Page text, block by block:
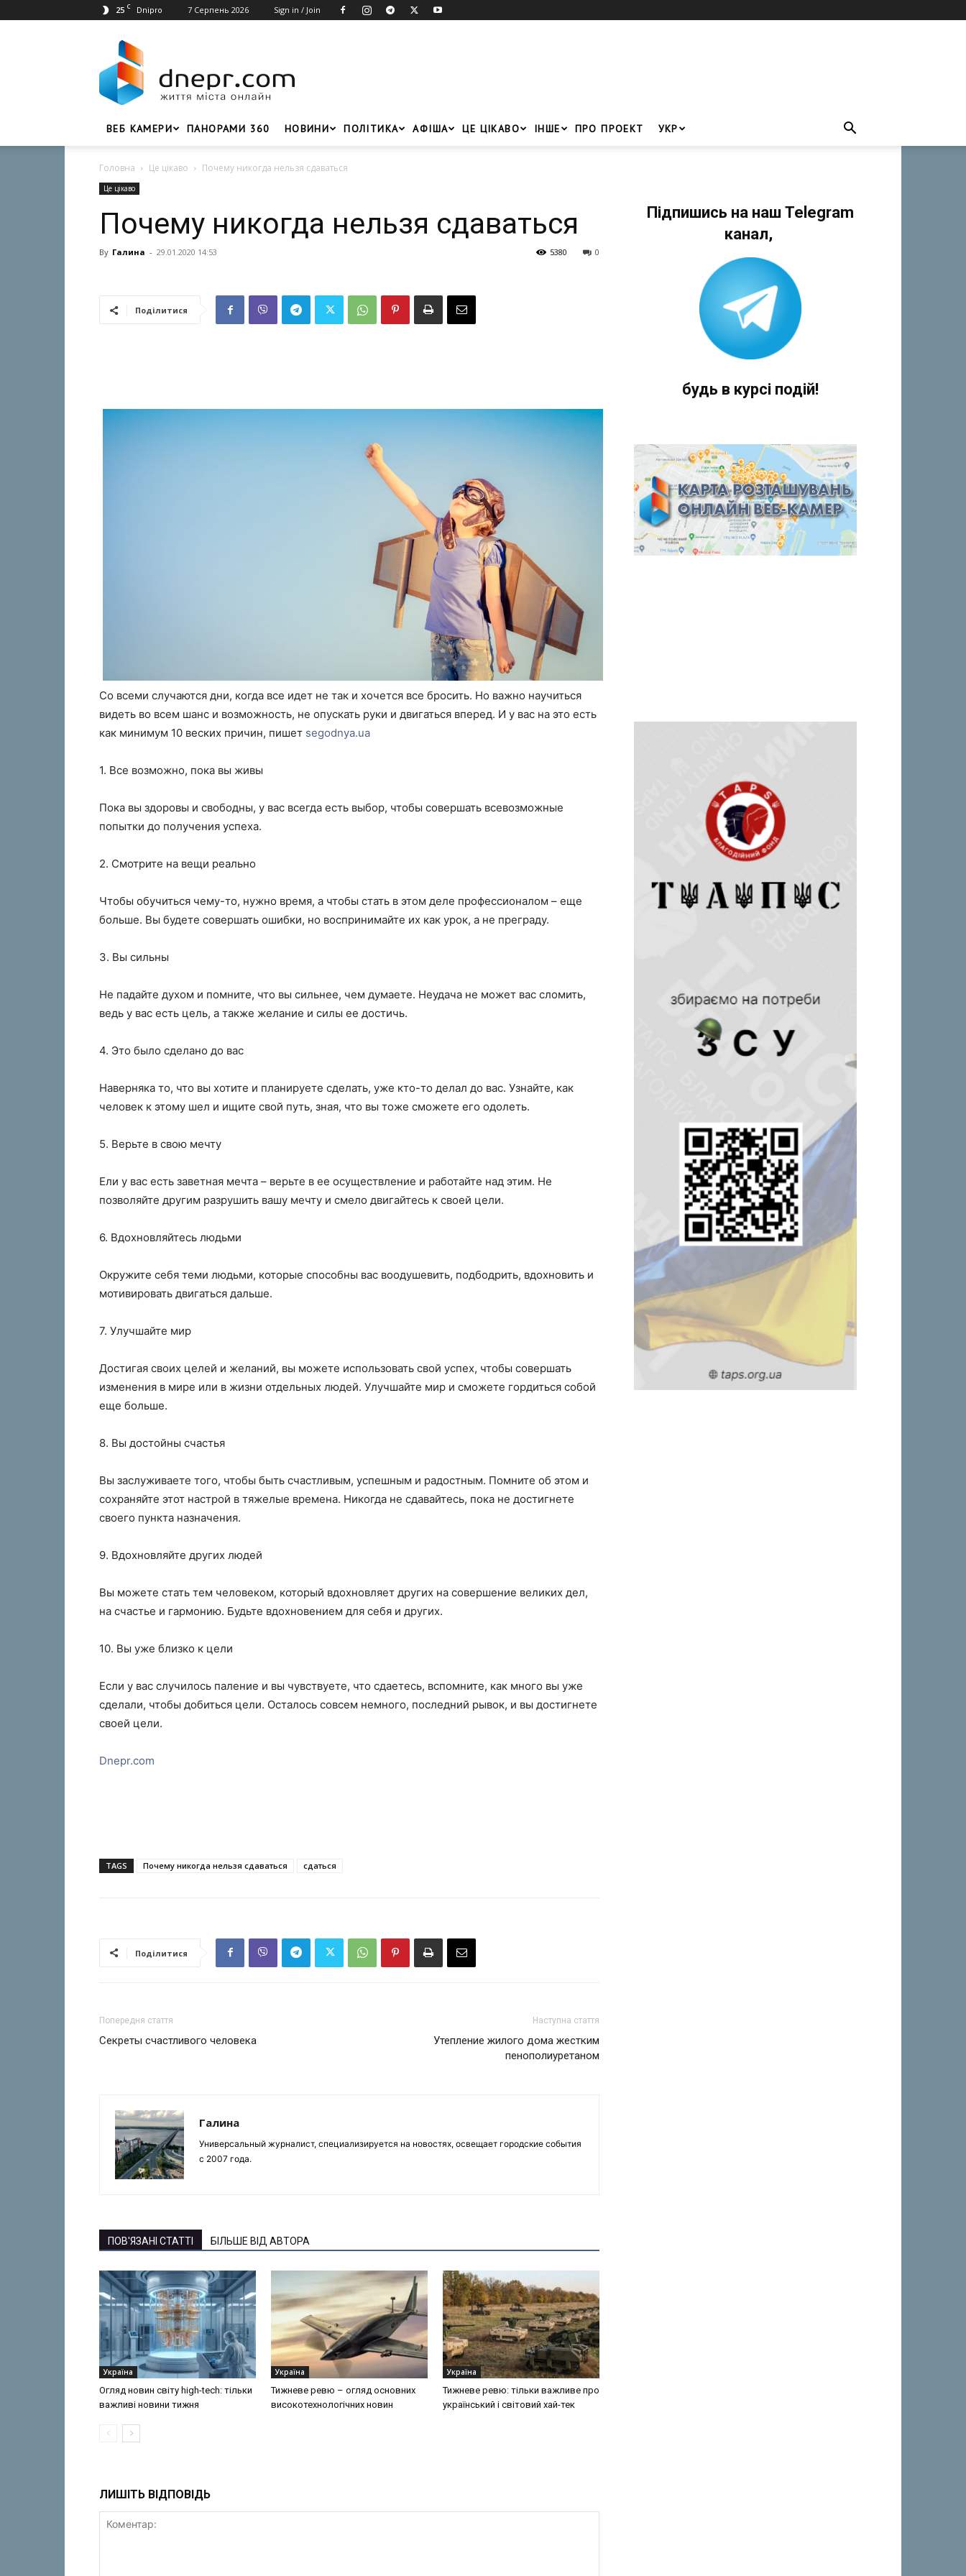
25 C Dnipro 7 Серпень 2026 Sign in / Join
Головний
портал
Дніпра
ВЕБ КАМЕРИ ПАНОРАМИ 360 НОВИНИ ПОЛІТИКА АФІША ЦЕ ЦІКАВО ІНШЕ ПРО ПРОЕКТ УКР
Головна Це цікаво Почему никогда нельзя сдаваться
Це цікаво
Почему никогда нельзя сдаваться
By Галина - 29.01.2020 14:53 0
5380
Поділитися
Со всеми случаются дни, когда все идет не так и хочется все бросить. Но важно научиться
видеть во всем шанс и возможность, не опускать руки и двигаться вперед. И у вас на это есть
как минимум 10 веских причин, пишет segodnya.ua
1. Все возможно, пока вы живы
Пока вы здоровы и свободны, у вас всегда есть выбор, чтобы совершать всевозможные
попытки до получения успеха.
2. Смотрите на вещи реально
Чтобы обучиться чему-то, нужно время, а чтобы стать в этом деле профессионалом – еще
больше. Вы будете совершать ошибки, но воспринимайте их как урок, а не преграду.
3. Вы сильны
Не падайте духом и помните, что вы сильнее, чем думаете. Неудача не может вас сломить,
ведь у вас есть цель, а также желание и силы ее достичь.
4. Это было сделано до вас
Наверняка то, что вы хотите и планируете сделать, уже кто-то делал до вас. Узнайте, как
человек к этому шел и ищите свой путь, зная, что вы тоже сможете его одолеть.
5. Верьте в свою мечту
Ели у вас есть заветная мечта – верьте в ее осуществление и работайте над этим. Не
позволяйте другим разрушить вашу мечту и смело двигайтесь к своей цели.
6. Вдохновляйтесь людьми
Окружите себя теми людьми, которые способны вас воодушевить, подбодрить, вдохновить и
мотивировать двигаться дальше.
7. Улучшайте мир
Достигая своих целей и желаний, вы можете использовать свой успех, чтобы совершать
изменения в мире или в жизни отдельных людей. Улучшайте мир и сможете гордиться собой
еще больше.
8. Вы достойны счастья
Вы заслуживаете того, чтобы быть счастливым, успешным и радостным. Помните об этом и
сохраняйте этот настрой в тяжелые времена. Никогда не сдавайтесь, пока не достигнете
своего пункта назначения.
9. Вдохновляйте других людей
Вы можете стать тем человеком, который вдохновляет других на совершение великих дел,
на счастье и гармонию. Будьте вдохновением для себя и других.
10. Вы уже близко к цели
Если у вас случилось паление и вы чувствуете, что сдаетесь, вспомните, как много вы уже
сделали, чтобы добиться цели. Осталось совсем немного, последний рывок, и вы достигнете
своей цели.
Dnepr.com
TAGS Почему никогда нельзя сдаваться сдаться
Поділитися
Попередня стаття
Секреты счастливого человека
Наступна стаття
Утепление жилого дома жестким
пенополиуретаном
Галина
Универсальный журналист, специализируется на новостях, освещает городские события
с 2007 года.
ПОВ'ЯЗАНІ СТАТТІ БІЛЬШЕ ВІД АВТОРА
Україна
Огляд новин світу high-tech: тільки
важливі новини тижня
Україна
Тижневе ревю – огляд основних
високотехнологічних новин
Україна
Тижневе ревю: тільки важливе про
український і світовий хай-тек
ЛИШІТЬ ВІДПОВІДЬ
Підпишись на наш Telegram
канал,
будь в курсі подій!